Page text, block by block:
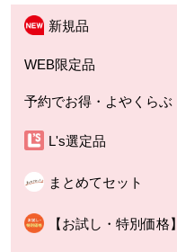
新規品
WEB限定品
予約でお得・よやくらぶ
L's選定品
まとめてセット
【お試し・特別価格】